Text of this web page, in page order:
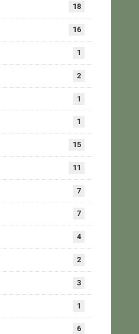
18
16
1
2
1
1
15
11
7
7
4
2
3
1
6